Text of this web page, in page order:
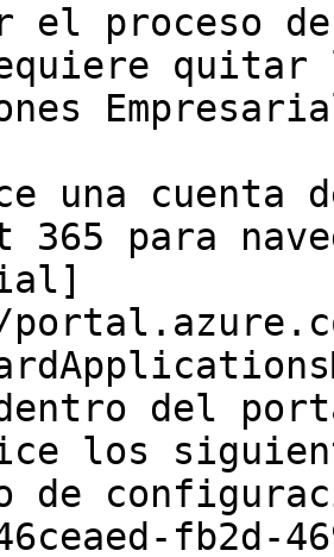
el proceso
quitar
una cuenta
365 para
del
los
de